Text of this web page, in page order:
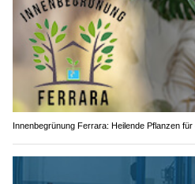
Innenbegrünung Ferrara: Heilende Pflanzen